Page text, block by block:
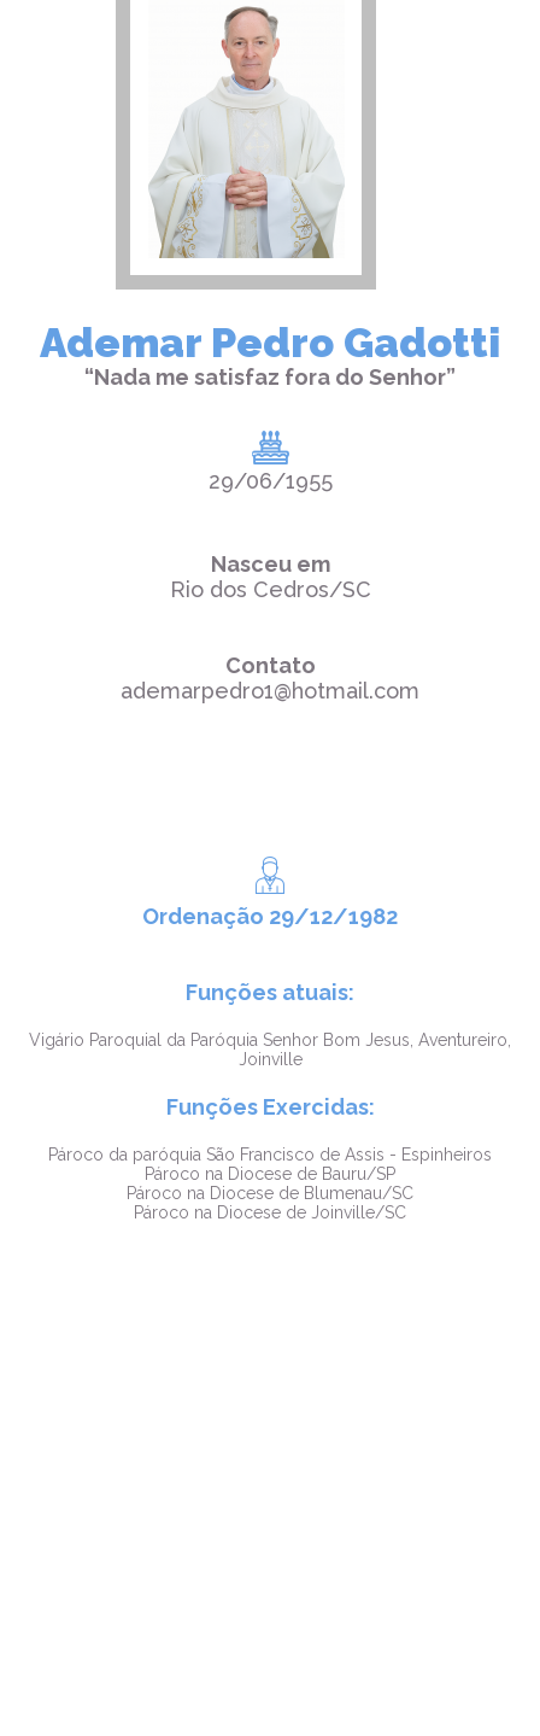
Ademar Pedro Gadotti
“Nada me satisfaz fora do Senhor”
29/06/1955
Nasceu em
Rio dos Cedros/SC
Contato
ademarpedro1@hotmail.com
Ordenação 29/12/1982
Funções atuais:
Vigário Paroquial da Paróquia Senhor Bom Jesus, Aventureiro,
Joinville
Funções Exercidas:
Pároco da paróquia São Francisco de Assis - Espinheiros
Pároco na Diocese de Bauru/SP
Pároco na Diocese de Blumenau/SC
Pároco na Diocese de Joinville/SC